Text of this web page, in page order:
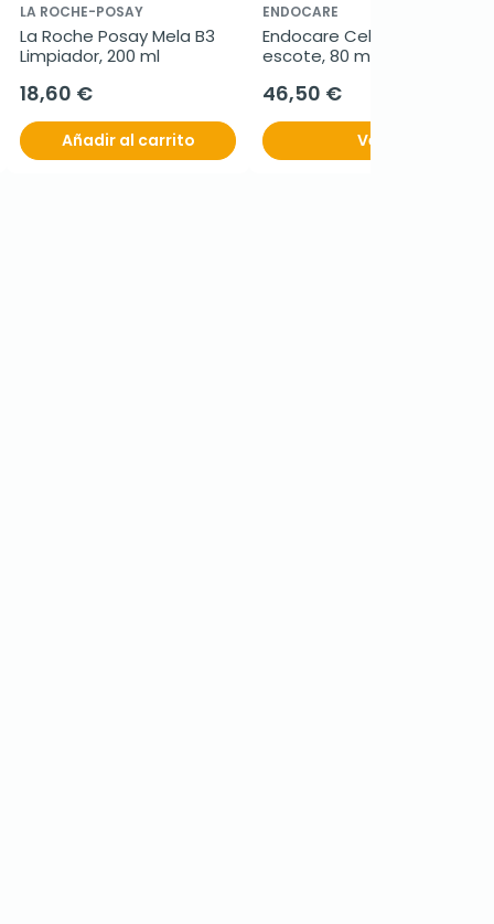
LA ROCHE-POSAY
La Roche Posay Mela B3
Limpiador, 200 ml
18,60 €
Añadir al carrito
ENDOCARE
Endocare Cellage cuello y
escote, 80 ml
46,50 €
Ver